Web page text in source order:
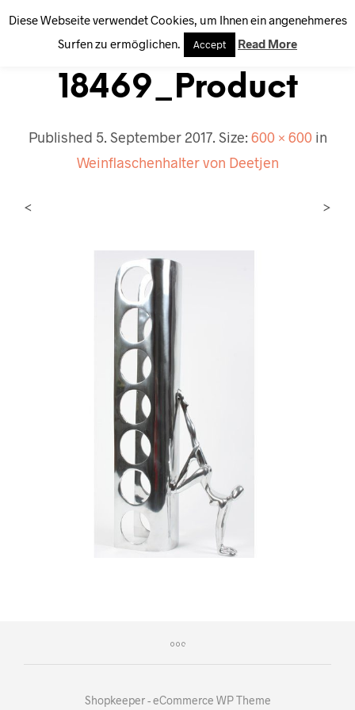
0
18469_Product
Published 5. September 2017. Size: 600 × 600in
Weinflaschenhalter von Deetjen
< >
Shopkeeper - eCommerce WP Theme
Diese Webseite verwendet Cookies, um Ihnen ein angenehmeres
Surfen zu ermöglichen.
Accept Read More